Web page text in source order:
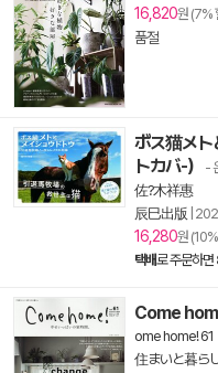
16,820원 (7%
품절
ボス猫メト
トカバ-）
-
佐?木祥惠
辰巳出版
16,280원
택배로 주문하면
Come
ome home! 61
住まいと暮ら